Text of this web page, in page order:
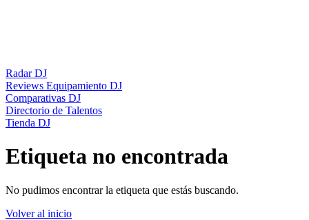
Radar DJ
Reviews Equipamiento DJ
Comparativas DJ
Directorio de Talentos
Tienda DJ
Etiqueta no encontrada
No pudimos encontrar la etiqueta que estás buscando.
Volver al inicio